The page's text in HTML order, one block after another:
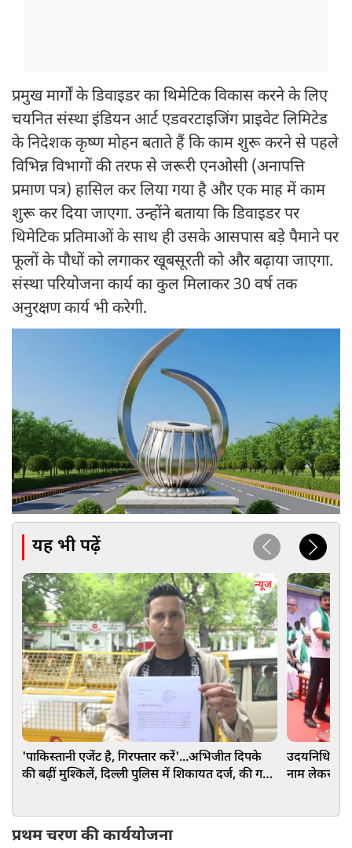
प्रमुख मार्गों के डिवाइडर का थिमेटिक विकास करने के लिए
चयनित संस्था इंडियन आर्ट एडवरटाइजिंग प्राइवेट लिमिटेड
के निदेशक कृष्ण मोहन बताते हैं कि काम शुरू करने से पहले
विभिन्न विभागों की तरफ से जरूरी एनओसी (अनापत्ति
प्रमाण पत्र) हासिल कर लिया गया है और एक माह में काम
शुरू कर दिया जाएगा. उन्होंने बताया कि डिवाइडर पर
थिमेटिक प्रतिमाओं के साथ ही उसके आसपास बड़े पैमाने पर
फूलों के पौधों को लगाकर खूबसूरती को और बढ़ाया जाएगा.
संस्था परियोजना कार्य का कुल मिलाकर 30 वर्ष तक
अनुरक्षण कार्य भी करेगी.
यह भी पढ़ें
न्यूज
'पाकिस्तानी एजेंट है, गिरफ्तार करें'...अभिजीत दिपके
की बढ़ीं मुश्किलें, दिल्ली पुलिस में शिकायत दर्ज, की गई
उदयनिधि
नाम लेकर की
प्रथम चरण की कार्ययोजना